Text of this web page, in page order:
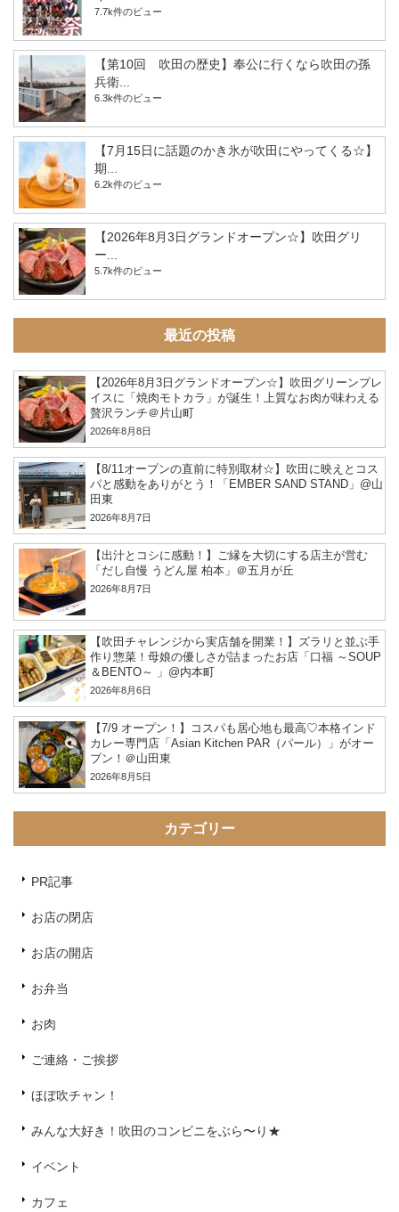
7.7k件のビュー
【第10回 吹田の歴史】奉公に行くなら吹田の孫
兵衛...
6.3k件のビュー
【7月15日に話題のかき氷が吹田にやってくる☆】
期...
6.2k件のビュー
【2026年8月3日グランドオープン☆】吹田グリ
ー...
5.7k件のビュー
最近の投稿
【2026年8月3日グランドオープン☆】吹田グリーンプレ
イスに「焼肉モトカラ」が誕生！上質なお肉が味わえる
贅沢ランチ＠片山町
2026年8月8日
【8/11オープンの直前に特別取材☆】吹田に映えとコス
パと感動をありがとう！「EMBER SAND STAND」@山
田東
2026年8月7日
【出汁とコシに感動！】ご縁を大切にする店主が営む
「だし自慢 うどん屋 柏本」＠五月が丘
2026年8月7日
【吹田チャレンジから実店舗を開業！】ズラリと並ぶ手
作り惣菜！母娘の優しさが詰まったお店「口福 ～SOUP
＆BENTO～ 」@内本町
2026年8月6日
【7/9 オープン！】コスパも居心地も最高♡本格インド
カレー専門店「Asian Kitchen PAR（パール）」がオー
プン！＠山田東
2026年8月5日
カテゴリー
PR記事
お店の閉店
お店の開店
お弁当
お肉
ご連絡・ご挨拶
ほぼ吹チャン！
みんな大好き！吹田のコンビニをぶら〜り★
イベント
カフェ